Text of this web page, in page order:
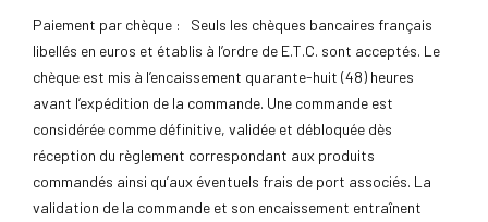
Paiement par chèque : Seuls les chèques bancaires français
libellés en euros et établis à l’ordre de E.T.C. sont acceptés. Le
chèque est mis à l’encaissement quarante-huit (48) heures
avant l’expédition de la commande. Une commande est
considérée comme définitive, validée et débloquée dès
réception du règlement correspondant aux produits
commandés ainsi qu’aux éventuels frais de port associés. La
validation de la commande et son encaissement entraînent